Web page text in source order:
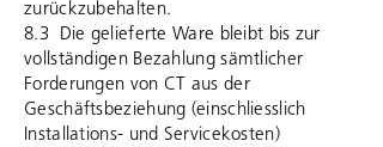
zurückzubehalten.
8.3 Die gelieferte Ware bleibt bis zur
vollständigen Bezahlung sämtlicher
Forderungen von CT aus der
Geschäftsbeziehung (einschliesslich
Installations- und Servicekosten)